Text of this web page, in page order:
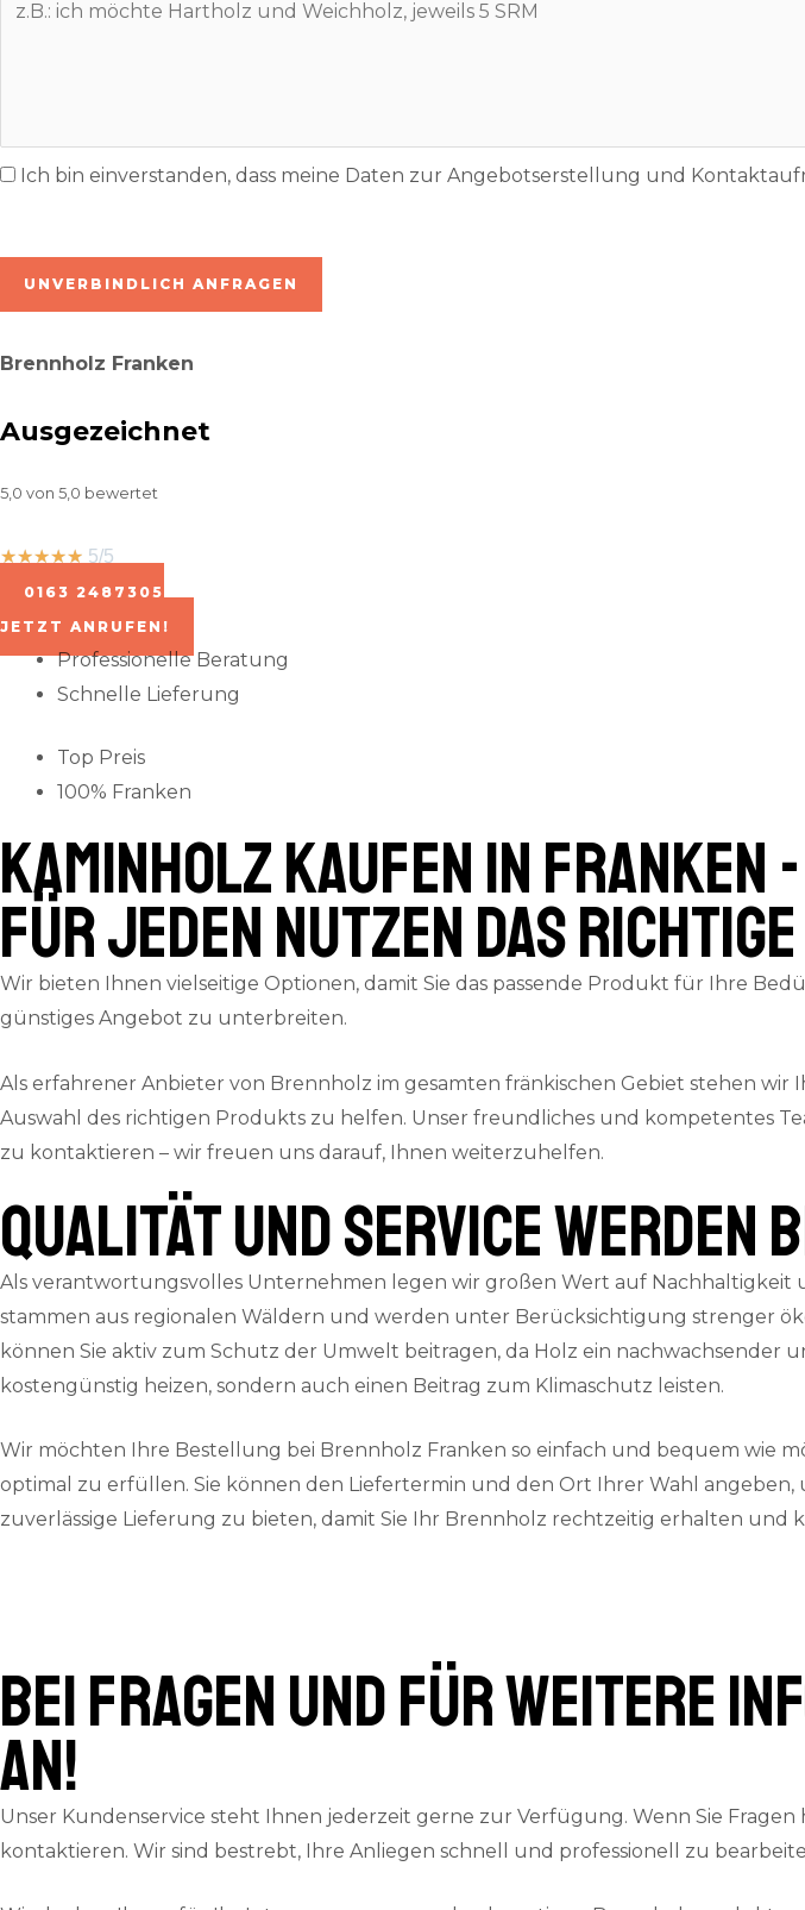
Ich bin einverstanden, dass meine Daten zur Angebotserstellung und
UNVERBINDLICH ANFRAGEN
Brennholz Franken
Ausgezeichnet
5,0 von 5,0 bewertet
☆☆☆☆☆ 5/5
0163 2487305
JETZT ANRUFEN!
Professionelle Beratung
Schnelle Lieferung
Top Preis
100% Franken
Kaminholz kaufen in
für jeden Nutzen das
Wir bieten Ihnen vielseitige Optionen, damit Sie das passende Produkt für Ihre
günstiges Angebot zu unterbreiten.
Als erfahrener Anbieter von Brennholz im gesamten fränkischen Gebiet stehen
Auswahl des richtigen Produkts zu helfen. Unser freundliches und kompetentes
zu kontaktieren – wir freuen uns darauf, Ihnen weiterzuhelfen.
QUALITÄT und SERVICE
Als verantwortungsvolles Unternehmen legen wir großen Wert auf
stammen aus regionalen Wäldern und werden unter Berücksichtigung strenger
können Sie aktiv zum Schutz der Umwelt beitragen, da Holz ein
kostengünstig heizen, sondern auch einen Beitrag zum Klimaschutz leisten.
Wir möchten Ihre Bestellung bei Brennholz Franken so einfach und bequem wie
optimal zu erfüllen. Sie können den Liefertermin und den Ort Ihrer Wahl angeben,
zuverlässige Lieferung zu bieten, damit Sie Ihr Brennholz rechtzeitig erhalten und
Bei Fragen und für weitere
an!
Unser Kundenservice steht Ihnen jederzeit gerne zur Verfügung. Wenn Sie
kontaktieren. Wir sind bestrebt, Ihre Anliegen schnell und professionell zu